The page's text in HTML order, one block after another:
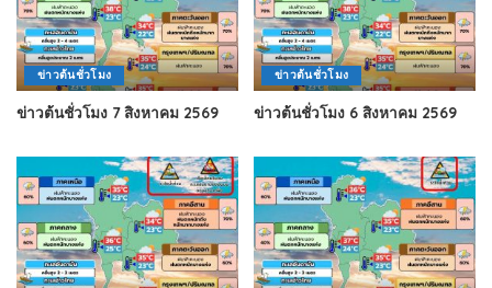
ข่าวต้นชั่วโมง
ข่าวต้นชั่วโมง 7 สิงหาคม 2569
ข่าวต้นชั่วโมง
ข่าวต้นชั่วโมง 6 สิงหาคม 2569